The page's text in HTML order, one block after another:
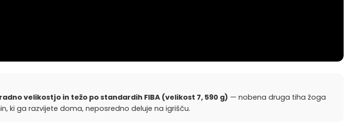
velikostjo in težo po standardih FIBA (velikost 7, 590 g) — nobena druga tiha žoga
ki ga razvijete doma, neposredno deluje na igrišču.